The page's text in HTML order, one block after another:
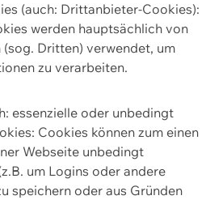
(auch: Drittanbieter-Cookies):
werden hauptsächlich von
Dritten) verwendet, um
zu verarbeiten.
essenzielle oder unbedingt
Cookies können zum einen
Webseite unbedingt
um Logins oder andere
speichern oder aus Gründen